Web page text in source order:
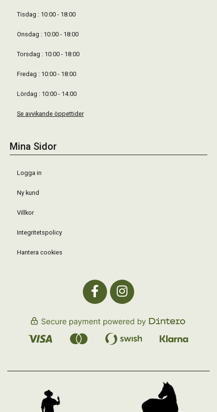
Tisdag : 10:00 - 18:00
Onsdag : 10:00 - 18:00
Torsdag : 10:00 - 18:00
Fredag : 10:00 - 18:00
Lördag : 10:00 - 14:00
Se avvikande öppettider
Mina Sidor
Logga in
Ny kund
Villkor
Integritetspolicy
Hantera cookies